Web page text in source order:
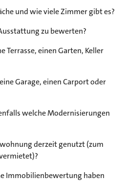
und wie viele Zimmer gibt es?
zu bewerten?
Terrasse, einen Garten, Keller
Garage, einen Carport oder
welche Modernisierungen
derzeit genutzt (zum
Immobilienbewertung haben